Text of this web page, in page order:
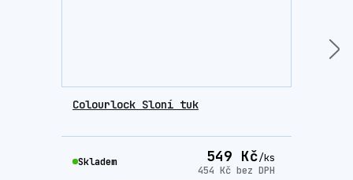
Colourlock Sloní tuk
549 Kč/ks
454 Kč bez DPH
Skladem